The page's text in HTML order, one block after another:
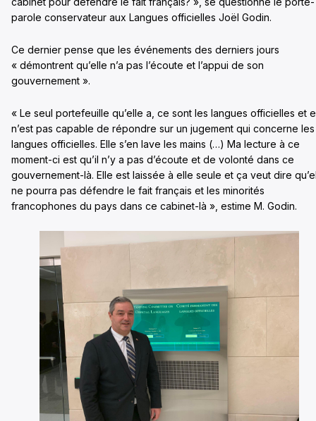
parole conservateur aux Langues officielles Joël Godin.
Ce dernier pense que les événements des derniers jours
« démontrent qu’elle n’a pas l’écoute et l’appui de son
gouvernement ».
« Le seul portefeuille qu’elle a, ce sont les langues officielles et
n’est pas capable de répondre sur un jugement qui concerne les
langues officielles. Elle s’en lave les mains (…) Ma lecture à ce
moment-ci est qu’il n’y a pas d’écoute et de volonté dans ce
gouvernement-là. Elle est laissée à elle seule et ça veut dire
ne pourra pas défendre le fait français et les minorités
francophones du pays dans ce cabinet-là », estime M. Godin.